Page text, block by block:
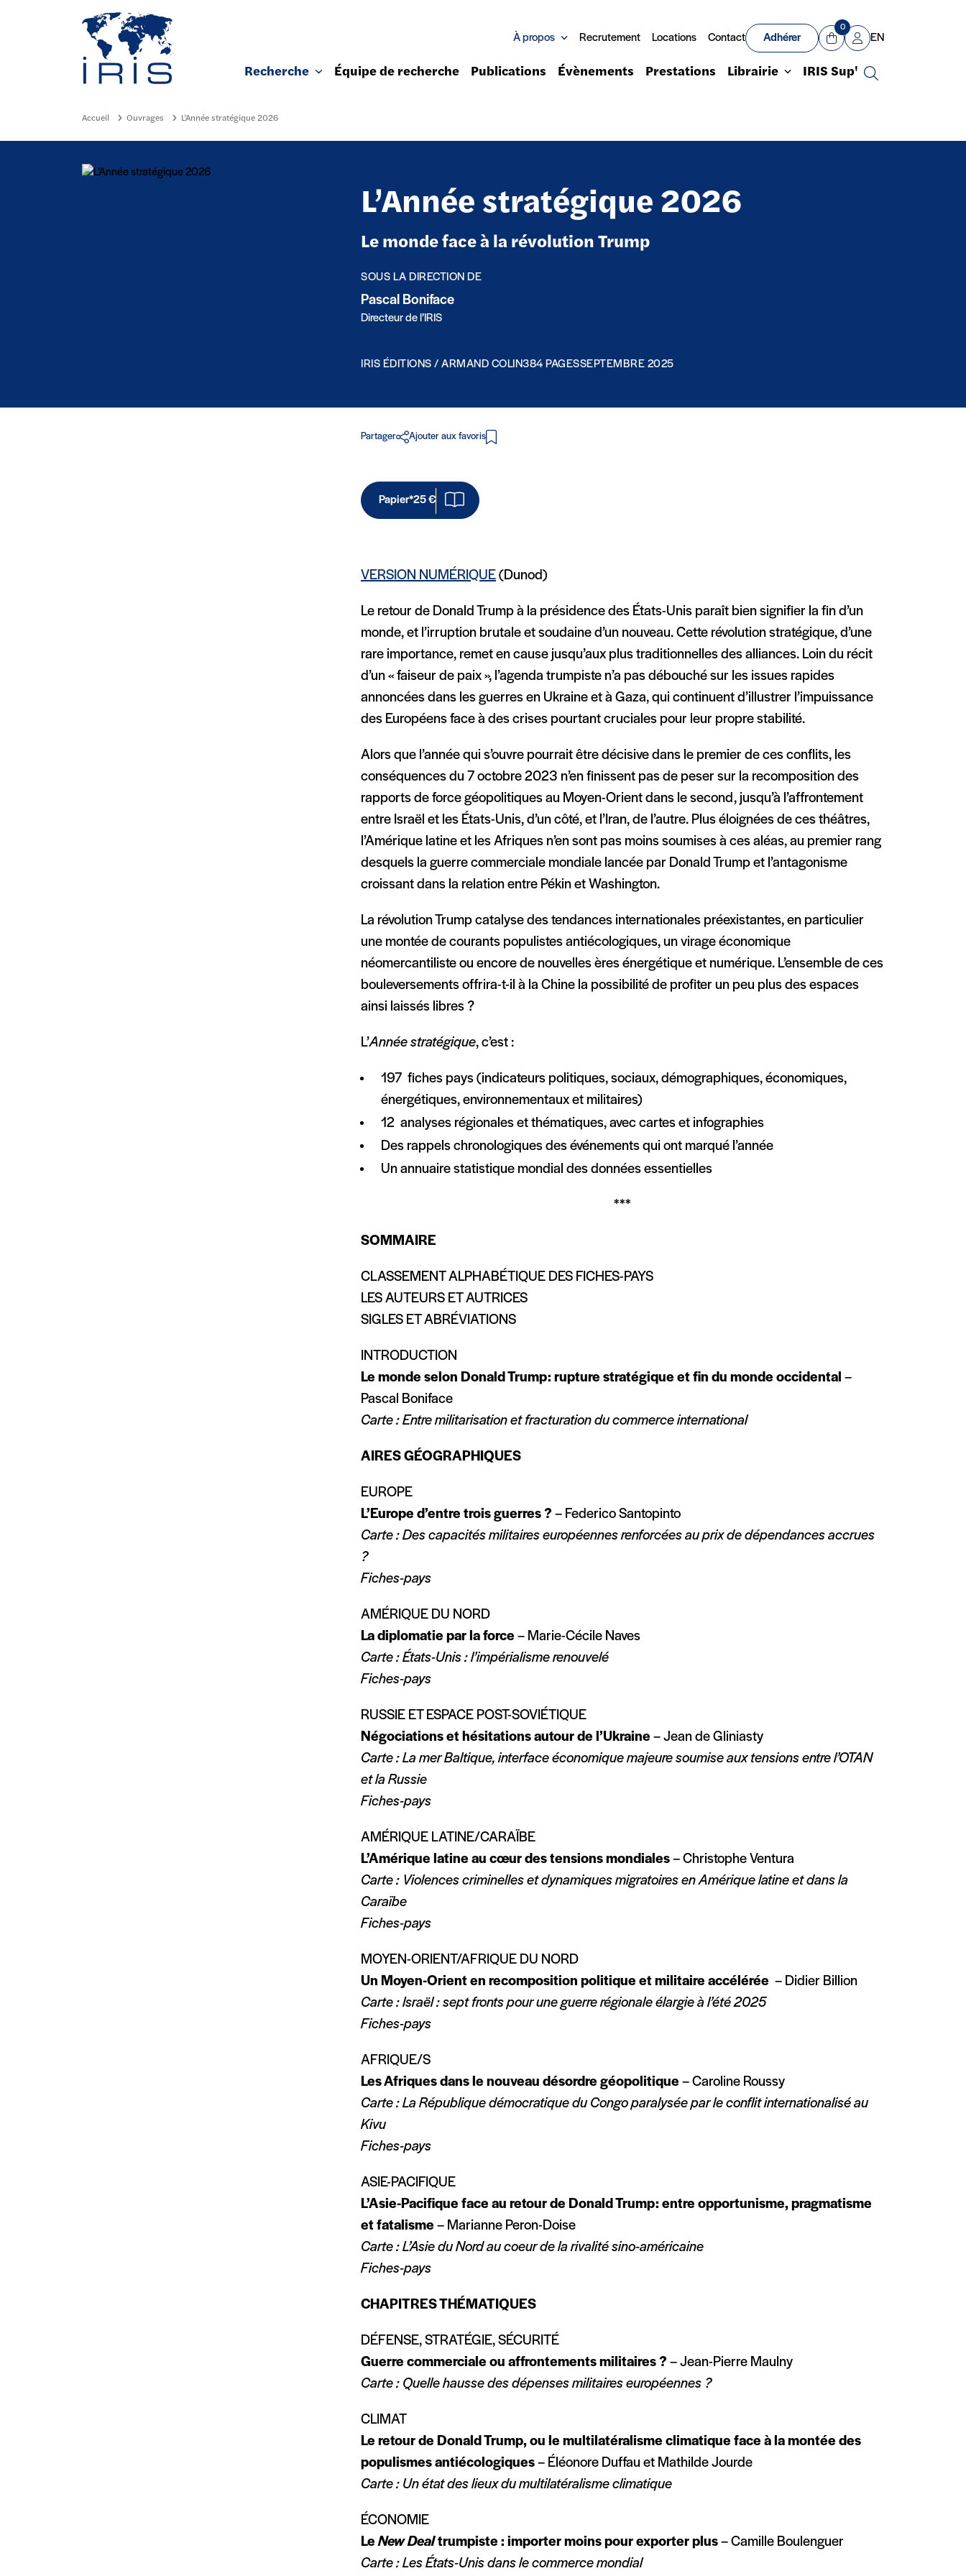
Aller au contenu principal
À propos Recrutement Locations Contact Adhérer
Panier
0
Mon compte
EN
Recherche Équipe de recherche Publications Évènements Prestations Librairie IRIS Sup'
Recherche
Accueil Ouvrages L’Année stratégique 2026
L’Année stratégique 2026
Le monde face à la révolution Trump
SOUS LA DIRECTION DE
Pascal Boniface
Directeur de l’IRIS
IRIS ÉDITIONS / ARMAND COLIN384 PAGESSEPTEMBRE 2025
Partager Ajouter aux favoris
Papier*25 €
VERSION NUMÉRIQUE (Dunod)
Le retour de Donald Trump à la présidence des États-Unis paraît bien signifier la fin d’un
monde, et l’irruption brutale et soudaine d’un nouveau. Cette révolution stratégique, d’une
rare importance, remet en cause jusqu’aux plus traditionnelles des alliances. Loin du récit
d’un « faiseur de paix », l’agenda trumpiste n’a pas débouché sur les issues rapides
annoncées dans les guerres en Ukraine et à Gaza, qui continuent d’illustrer l’impuissance
des Européens face à des crises pourtant cruciales pour leur propre stabilité.
Alors que l’année qui s’ouvre pourrait être décisive dans le premier de ces conflits, les
conséquences du 7 octobre 2023 n’en finissent pas de peser sur la recomposition des
rapports de force géopolitiques au Moyen-Orient dans le second, jusqu’à l’affrontement
entre Israël et les États-Unis, d’un côté, et l’Iran, de l’autre. Plus éloignées de ces théâtres,
l’Amérique latine et les Afriques n’en sont pas moins soumises à ces aléas, au premier rang
desquels la guerre commerciale mondiale lancée par Donald Trump et l’antagonisme
croissant dans la relation entre Pékin et Washington.
La révolution Trump catalyse des tendances internationales préexistantes, en particulier
une montée de courants populistes antiécologiques, un virage économique
néomercantiliste ou encore de nouvelles ères énergétique et numérique. L’ensemble de ces
bouleversements offrira-t-il à la Chine la possibilité de profiter un peu plus des espaces
ainsi laissés libres ?
L’Année stratégique, c’est :
197 fiches pays (indicateurs politiques, sociaux, démographiques, économiques,
énergétiques, environnementaux et militaires)
12 analyses régionales et thématiques, avec cartes et infographies
Des rappels chronologiques des événements qui ont marqué l’année
Un annuaire statistique mondial des données essentielles
***
SOMMAIRE
CLASSEMENT ALPHABÉTIQUE DES FICHES-PAYS
LES AUTEURS ET AUTRICES
SIGLES ET ABRÉVIATIONS
INTRODUCTION
Le monde selon Donald Trump: rupture stratégique et fin du monde occidental –
Pascal Boniface
Carte : Entre militarisation et fracturation du commerce international
AIRES GÉOGRAPHIQUES
EUROPE
L’Europe d’entre trois guerres ? – Federico Santopinto
Carte : Des capacités militaires européennes renforcées au prix de dépendances accrues
?
Fiches-pays
AMÉRIQUE DU NORD
La diplomatie par la force – Marie-Cécile Naves
Carte : États-Unis : l’impérialisme renouvelé
Fiches-pays
RUSSIE ET ESPACE POST-SOVIÉTIQUE
Négociations et hésitations autour de l’Ukraine – Jean de Gliniasty
Carte : La mer Baltique, interface économique majeure soumise aux tensions entre l’OTAN
et la Russie
Fiches-pays
AMÉRIQUE LATINE/CARAÏBE
L’Amérique latine au cœur des tensions mondiales – Christophe Ventura
Carte : Violences criminelles et dynamiques migratoires en Amérique latine et dans la
Caraïbe
Fiches-pays
MOYEN-ORIENT/AFRIQUE DU NORD
Un Moyen-Orient en recomposition politique et militaire accélérée – Didier Billion
Carte : Israël : sept fronts pour une guerre régionale élargie à l’été 2025
Fiches-pays
AFRIQUE/S
Les Afriques dans le nouveau désordre géopolitique – Caroline Roussy
Carte : La République démocratique du Congo paralysée par le conflit internationalisé au
Kivu
Fiches-pays
ASIE-PACIFIQUE
L’Asie-Pacifique face au retour de Donald Trump: entre opportunisme, pragmatisme
et fatalisme – Marianne Peron-Doise
Carte : L’Asie du Nord au coeur de la rivalité sino-américaine
Fiches-pays
CHAPITRES THÉMATIQUES
DÉFENSE, STRATÉGIE, SÉCURITÉ
Guerre commerciale ou affrontements militaires ? – Jean-Pierre Maulny
Carte : Quelle hausse des dépenses militaires européennes ?
CLIMAT
Le retour de Donald Trump, ou le multilatéralisme climatique face à la montée des
populismes antiécologiques – Éléonore Duffau et Mathilde Jourde
Carte : Un état des lieux du multilatéralisme climatique
ÉCONOMIE
LeNew Dealtrumpiste : importer moins pour exporter plus – Camille Boulenguer
Carte : Les États-Unis dans le commerce mondial